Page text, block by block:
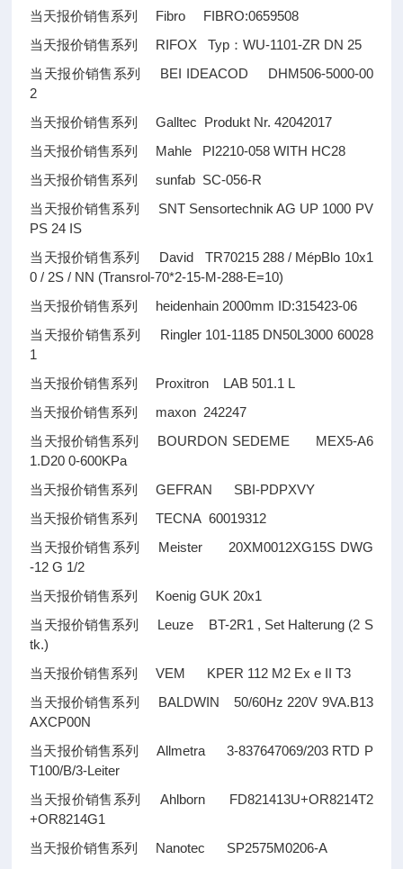
当天报价销售系列 Fibro FIBRO:0659508
当天报价销售系列 RIFOX Typ：WU-1101-ZR DN 25
当天报价销售系列 BEI IDEACOD DHM506-5000-00
2
当天报价销售系列 Galltec Produkt Nr. 42042017
当天报价销售系列 Mahle PI2210-058 WITH HC28
当天报价销售系列 sunfab SC-056-R
当天报价销售系列 SNT Sensortechnik AG UP 1000 PV
PS 24 IS
当天报价销售系列 David TR70215 288 / MépBlo 10x1
0 / 2S / NN (Transrol-70*2-15-M-288-E=10)
当天报价销售系列 heidenhain 2000mm ID:315423-06
当天报价销售系列 Ringler 101-1185 DN50L3000 60028
1
当天报价销售系列 Proxitron LAB 501.1 L
当天报价销售系列 maxon 242247
当天报价销售系列 BOURDON SEDEME MEX5-A6
1.D20 0-600KPa
当天报价销售系列 GEFRAN SBI-PDPXVY
当天报价销售系列 TECNA 60019312
当天报价销售系列 Meister 20XM0012XG15S DWG
-12 G 1/2
当天报价销售系列 Koenig GUK 20x1
当天报价销售系列 Leuze BT-2R1 , Set Halterung (2 S
tk.)
当天报价销售系列 VEM KPER 112 M2 Ex e II T3
当天报价销售系列 BALDWIN 50/60Hz 220V 9VA.B13
AXCP00N
当天报价销售系列 Allmetra 3-837647069/203 RTD P
T100/B/3-Leiter
当天报价销售系列 Ahlborn FD821413U+OR8214T2
+OR8214G1
当天报价销售系列 Nanotec SP2575M0206-A